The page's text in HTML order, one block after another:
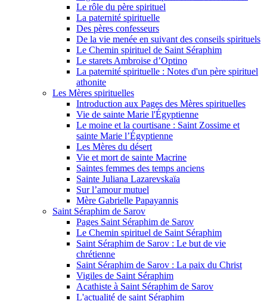
Le rôle du père spirituel
La paternité spirituelle
Des pères confesseurs
De la vie menée en suivant des conseils spirituels
Le Chemin spirituel de Saint Séraphim
Le starets Ambroise d’Optino
La paternité spirituelle : Notes d'un père spirituel
athonite
Les Mères spirituelles
Introduction aux Pages des Mères spirituelles
Vie de sainte Marie l'Égyptienne
Le moine et la courtisane : Saint Zossime et
sainte Marie l’Égyptienne
Les Mères du désert
Vie et mort de sainte Macrine
Saintes femmes des temps anciens
Sainte Juliana Lazarevskaïa
Sur l’amour mutuel
Mère Gabrielle Papayannis
Saint Séraphim de Sarov
Pages Saint Séraphim de Sarov
Le Chemin spirituel de Saint Séraphim
Saint Séraphim de Sarov : Le but de vie
chrétienne
Saint Séraphim de Sarov : La paix du Christ
Vigiles de Saint Séraphim
Acathiste à Saint Séraphim de Sarov
L'actualité de saint Séraphim